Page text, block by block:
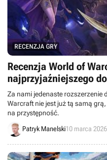
RECENZJA GRY
Recenzja World of
najprzyjaźniejszego
Za nami jedenaste rozszerzenie
Warcraft nie jest już tą samą
na przystępność.
Patryk Manelski10 marca 2026